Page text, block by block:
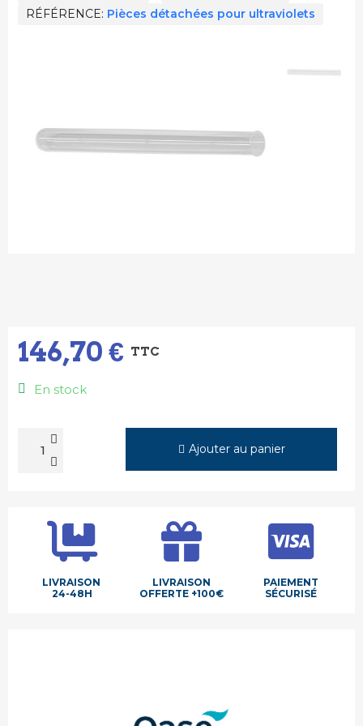
RÉFÉRENCE Pièces détachées pour ultraviolets
146,70 € TTC
En stock
Ajouter au panier
LIVRAISON
24-48H
LIVRAISON
OFFERTE +100€
PAIEMENT
SÉCURISÉ